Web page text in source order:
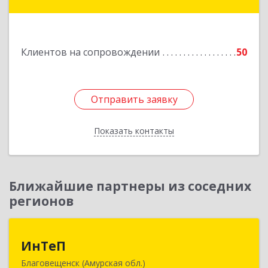
Клиентов на сопровождении 50
Отправить заявку
Показать контакты
Отправить заявку
Назад
Ближайшие партнеры из соседних
регионов
ИнТеП
Благовещенск (Амурская обл.)
675000, Амурская обл, Благовещенск г,